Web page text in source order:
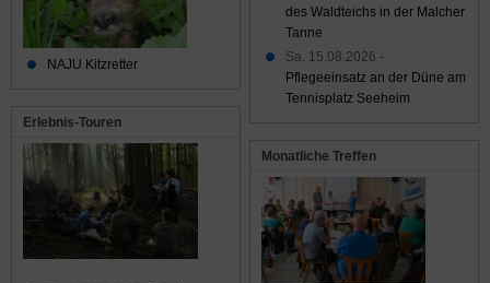
des Waldteichs in der Malcher
Tanne
Sa. 15.08.2026 -
Pflegeeinsatz an der Düne am
Tennisplatz Seeheim
Monatliche Treffen
NAJU Kitzretter
Erlebnis-Touren